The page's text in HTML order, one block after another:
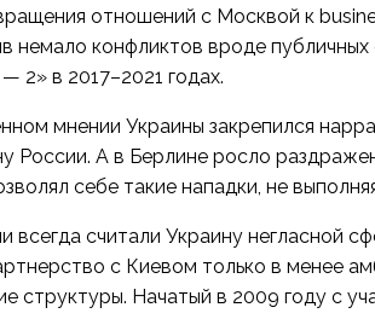
отношений с Москвой к
немало конфликтов вроде
2» в 2017–2021 годах.
мнении Украины закрепился
России. А в Берлине росло
себе такие нападки, не
всегда считали Украину негласной
с Киевом только в менее
структуры. Начатый в 2009 году с